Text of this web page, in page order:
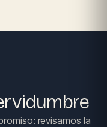
revisamos la